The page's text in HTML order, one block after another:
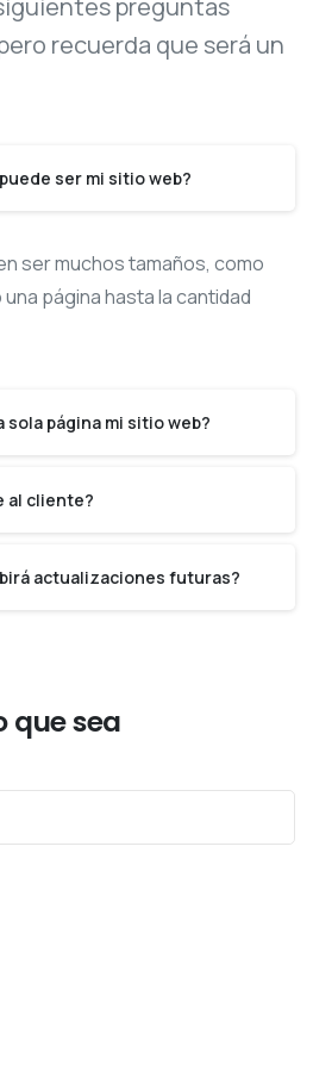
preguntas
recuerda que será un
ser mi sitio web?
ser muchos tamaños, como
página hasta la cantidad
sola página mi sitio web?
al cliente?
actualizaciones futuras?
que sea